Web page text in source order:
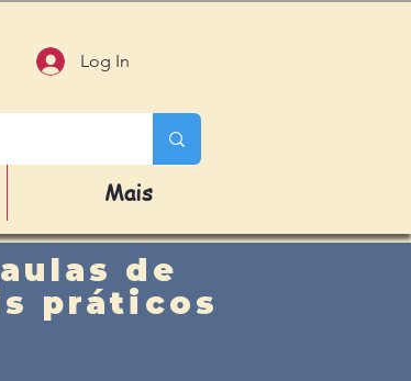
Log In
Mais
de
práticos